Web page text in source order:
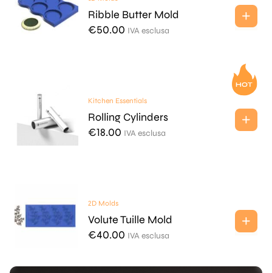
Ribble Butter Mold
€50.00 IVA esclusa
Kitchen Essentials
Rolling Cylinders
€18.00 IVA esclusa
2D Molds
Volute Tuille Mold
€40.00 IVA esclusa